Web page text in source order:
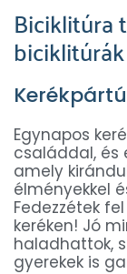
Biciklitúra
Egynapos
családdal, és
amely
élményekkel
Fedezzétek
keréken! Jó
haladhattok,
gyerekek is